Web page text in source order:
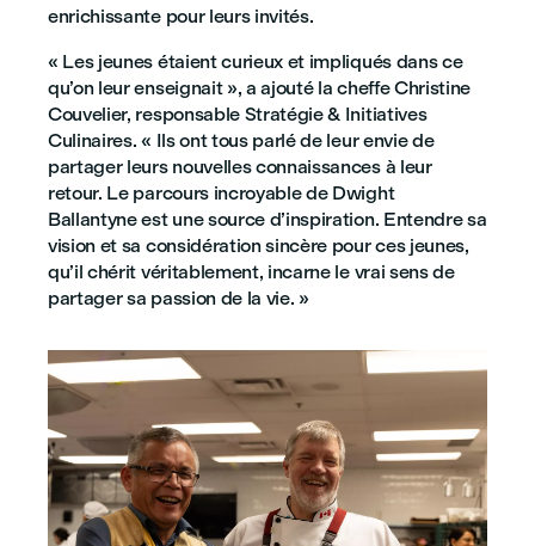
enrichissante pour leurs invités.
« Les jeunes étaient curieux et impliqués dans ce
qu’on leur enseignait », a ajouté la cheffe Christine
Couvelier, responsable Stratégie & Initiatives
Culinaires. « Ils ont tous parlé de leur envie de
partager leurs nouvelles connaissances à leur
retour. Le parcours incroyable de Dwight
Ballantyne est une source d’inspiration. Entendre sa
vision et sa considération sincère pour ces jeunes,
qu’il chérit véritablement, incarne le vrai sens de
partager sa passion de la vie. »